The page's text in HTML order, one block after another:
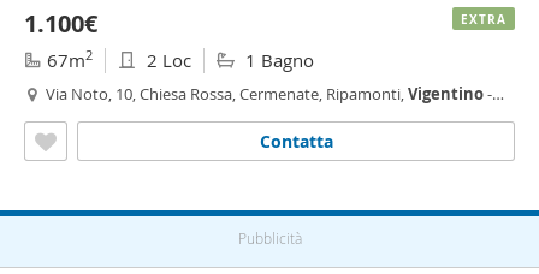
1.100€
67m2 2 Loc 1 Bagno
Via Noto, 10, Chiesa Rossa, Cermenate, Ripamonti,Vigentino-
Contatta
EXTRA
Pubblicità